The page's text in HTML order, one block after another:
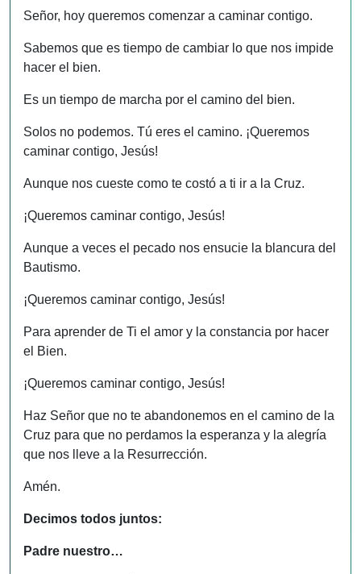
Señor, hoy queremos comenzar a caminar contigo.
Sabemos que es tiempo de cambiar lo que nos impide
hacer el bien.
Es un tiempo de marcha por el camino del bien.
Solos no podemos. Tú eres el camino. ¡Queremos
caminar contigo, Jesús!
Aunque nos cueste como te costó a ti ir a la Cruz.
¡Queremos caminar contigo, Jesús!
Aunque a veces el pecado nos ensucie la blancura del
Bautismo.
¡Queremos caminar contigo, Jesús!
Para aprender de Ti el amor y la constancia por hacer
el Bien.
¡Queremos caminar contigo, Jesús!
Haz Señor que no te abandonemos en el camino de la
Cruz para que no perdamos la esperanza y la alegría
que nos lleve a la Resurrección.
Amén.
Decimos todos juntos:
Padre nuestro…